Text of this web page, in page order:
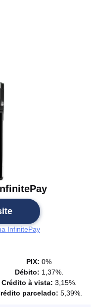
InfinitePay
PIX: 0%
Débito: 1,37%.
Crédito à vista: 3,15%.
parcelado: 5,39%.